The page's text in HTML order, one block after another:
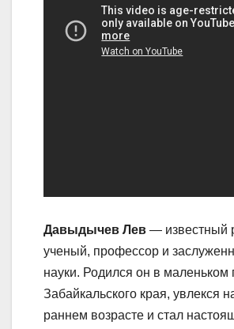
Давыдычев Лев — известный
ученый, профессор и
науки. Родился он в маленьком
Забайкальского края, увлекся
раннем возрасте и стал